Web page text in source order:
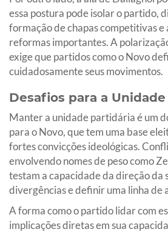
essa postura pode isolar o partido,
formação de chapas competitivas e
reformas importantes. A
exige que partidos como o Novo
cuidadosamente seus movimentos.
Desafios para a
Manter a unidade partidária é um
para o Novo, que tem uma base
fortes convicções ideológicas.
envolvendo nomes de peso como
testam a capacidade da direção da
divergências e definir uma linha de
A forma como o partido lidar com
implicações diretas em sua